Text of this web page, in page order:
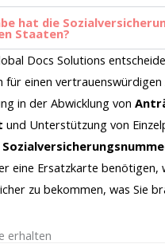
hat die
Staaten?
Docs Solutions
für einen
in der Abwicklung von
und Unterstützung von
eine Ersatzkarte benötigen,
zu bekommen, was Sie
erhalten